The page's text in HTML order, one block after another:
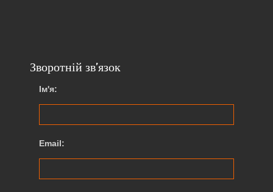
Зворотній зв’язок
Ім'я:
Email: